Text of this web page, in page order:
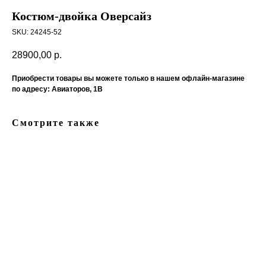
Костюм-двойка Оверсайз
SKU: 24245-52
28900,00 р.
Приобрести товары вы можете только в нашем офлайн-магазине
по адресу: Авиаторов, 1В
Смотрите также